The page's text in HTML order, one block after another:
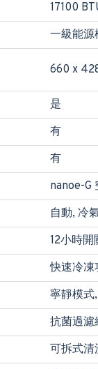
17100
一級能源
660 x
是
有
有
nanoe-G
自動, 冷
12小時開
快速冷凍
寧靜模式
抗菌過濾
可拆式清